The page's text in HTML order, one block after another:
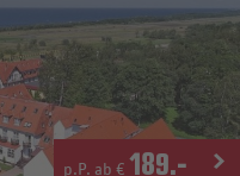
p.P. ab € 189.-